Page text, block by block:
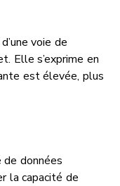
voie de
Elle s’exprime en
est élevée, plus
données
la capacité de